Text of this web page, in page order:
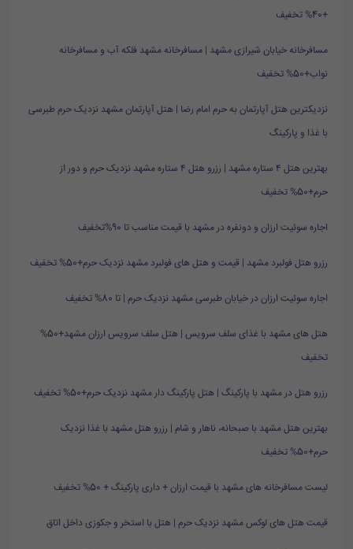
+40% تخفیف
مسافرخانه خیابان شیرازی مشهد | مسافرخانه مشهد فلکه آب و مسافرخانه
نواب+50% تخفیف
نزدیکترین هتل آپارتمان به حرم امام رضا | هتل آپارتمان مشهد نزدیک حرم طبرسی
با غذا و پارکینگ
بهترین هتل ۴ ستاره مشهد | رزرو هتل ۴ ستاره مشهد نزدیک حرم و دور از
حرم+50% تخفیف
اجاره سوئیت ارزان و دونفره در مشهد با قیمت مناسب تا 90%تخفیف
رزرو هتل فولبرد مشهد | قیمت و هتل های فولبرد مشهد نزدیک حرم+50% تخفیف
اجاره سوئیت ارزان در خیابان طبرسی مشهد نزدیک حرم | تا 80% تخفیف
هتل های مشهد با غذای سلف سرویس | هتل سلف سرویس ارزان مشهد+50%
تخفیف
رزرو هتل در مشهد با پارکینگ | هتل پارکینگ دار مشهد نزدیک حرم+50% تخفیف
بهترین هتل مشهد با صبحانه، ناهار و شام | رزرو هتل مشهد با غذا نزدیک
حرم+50% تخفیف
لیست مسافرخانه های مشهد با قیمت ارزان + داری پارکینگ + 50% تخفیف
قیمت هتل های لوکس مشهد نزدیک حرم | هتل با استخر و جکوزی داخل اتاق